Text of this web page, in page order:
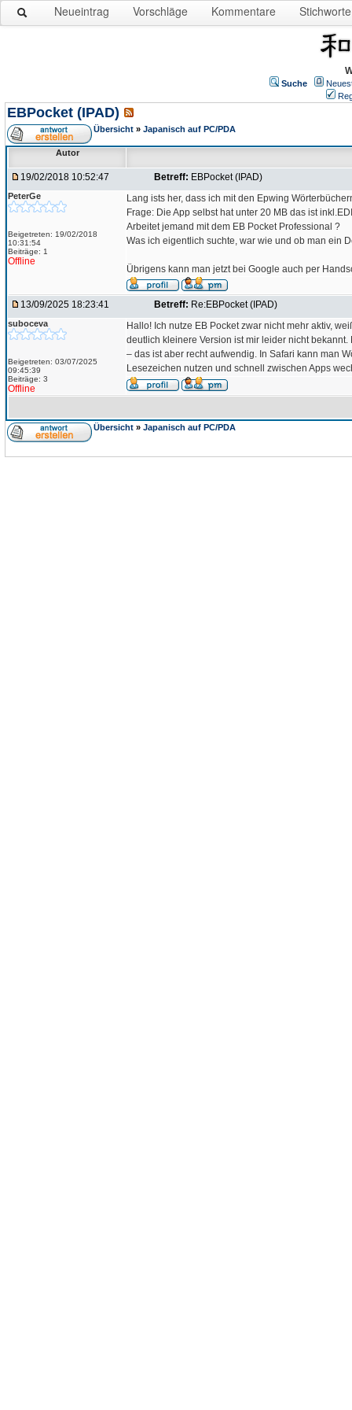
Neueintrag Vorschläge Kommentare Stichworte
Suche
EBPocket (IPAD)
Übersicht » Japanisch auf PC/PDA
Autor
19/02/2018 10:52:47 Betreff: EBPocket (IPAD)
PeterGe
Beigetreten: 19/02/2018
10:31:54
Beiträge: 1
Offline
Lang ists her, dass ich mit den Epwing
Frage: Die App selbst hat unter 20 MB das ist
Arbeitet jemand mit dem EB Pocket Professional ?
Was ich eigentlich suchte, war wie und ob man ein
Übrigens kann man jetzt bei Google auch per
13/09/2025 18:23:41 Betreff: Re:EBPocket (IPAD)
suboceva
Beigetreten: 03/07/2025
09:45:39
Beiträge: 3
Offline
Hallo! Ich nutze EB Pocket zwar nicht mehr aktiv,
deutlich kleinere Version ist mir leider nicht
– das ist aber recht aufwendig. In Safari kann man
Lesezeichen nutzen und schnell zwischen Apps
Übersicht » Japanisch auf PC/PDA